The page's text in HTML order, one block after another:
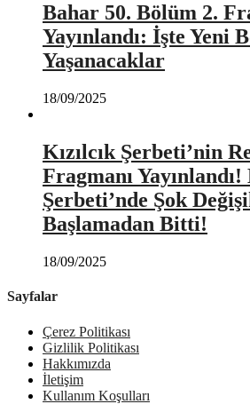
Bahar 50. Bölüm 2.
Yayınlandı: İşte Yeni
Yaşanacaklar
18/09/2025
Kızılcık Şerbeti’nin
Fragmanı Yayınlandı!
Şerbeti’nde Şok
Başlamadan Bitti!
18/09/2025
Sayfalar
Çerez Politikası
Gizlilik Politikası
Hakkımızda
İletişim
Kullanım Koşulları